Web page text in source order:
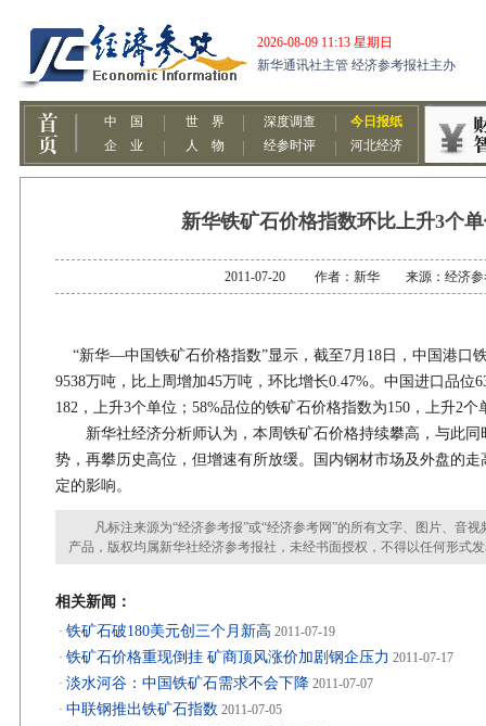
新华铁矿石价格指数环比上升3个
2011-07-20 作者：新华 来源：经济参
“新华—中国铁矿石价格指数”显示，截至7月18日，中国港口
9538万吨，比上周增加45万吨，环比增长0.47%。中国进口品位
182，上升3个单位；58%品位的铁矿石价格指数为150，上升2个
新华社经济分析师认为，本周铁矿石价格持续攀高，与此同
势，再攀历史高位，但增速有所放缓。国内钢材市场及外盘的
定的影响。
凡标注来源为“经济参考报”或“经济参考网”的所有文字、图片、音视
产品，版权均属新华社经济参考报社，未经书面授权，不得以任何形式
相关新闻：
· 铁矿石破180美元创三个月新高 2011-07-19
· 铁矿石价格重现倒挂 矿商顶风涨价加剧钢企压力 2011-07-17
· 淡水河谷：中国铁矿石需求不会下降 2011-07-07
· 中联钢推出铁矿石指数 2011-07-05